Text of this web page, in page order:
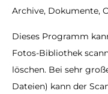
Archive, Dokumente,
Dieses Programm
Fotos-Bibliothek
löschen. Bei sehr
Dateien) kann der